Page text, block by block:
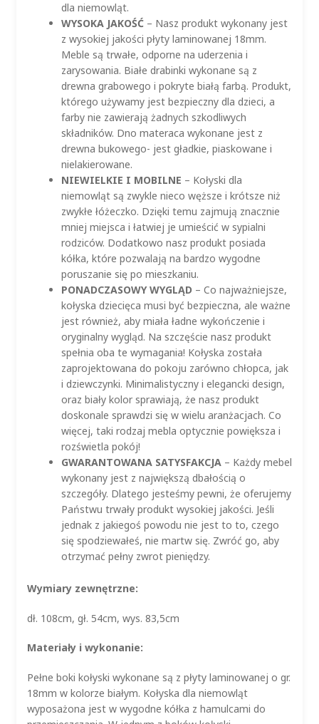
dla niemowląt.
WYSOKA JAKOŚĆ– Nasz produkt wykonany jest
z wysokiej jakości płyty laminowanej 18mm.
Meble są trwałe, odporne na uderzenia i
zarysowania. Białe drabinki wykonane są z
drewna grabowego i pokryte białą farbą. Produkt,
którego używamy jest bezpieczny dla dzieci, a
farby nie zawierają żadnych szkodliwych
składników. Dno materaca wykonane jest z
drewna bukowego- jest gładkie, piaskowane i
nielakierowane.
NIEWIELKIE I MOBILNE – Kołyski dla
niemowląt są zwykle nieco węższe i krótsze niż
zwykłe łóżeczko. Dzięki temu zajmują znacznie
mniej miejsca i łatwiej je umieścić w sypialni
rodziców. Dodatkowo nasz produkt posiada
kółka, które pozwalają na bardzo wygodne
poruszanie się po mieszkaniu.
PONADCZASOWY WYGLĄD – Co najważniejsze,
kołyska dziecięca musi być bezpieczna, ale ważne
jest również, aby miała ładne wykończenie i
oryginalny wygląd. Na szczęście nasz produkt
spełnia oba te wymagania! Kołyska została
zaprojektowana do pokoju zarówno chłopca, jak
i dziewczynki. Minimalistyczny i elegancki design,
oraz biały kolor sprawiają, że nasz produkt
doskonale sprawdzi się w wielu aranżacjach. Co
więcej, taki rodzaj mebla optycznie powiększa i
rozświetla pokój!
GWARANTOWANA SATYSFAKCJA– Każdy mebel
wykonany jest z największą dbałością o
szczegóły. Dlatego jesteśmy pewni, że oferujemy
Państwu trwały produkt wysokiej jakości. Jeśli
jednak z jakiegoś powodu nie jest to to, czego
się spodziewałeś, nie martw się. Zwróć go, aby
otrzymać pełny zwrot pieniędzy.
Wymiary zewnętrzne:
dł. 108cm, gł. 54cm, wys. 83,5cm
Materiały i wykonanie:
Pełne boki kołyski wykonane są z płyty laminowanej o gr.
18mm w kolorze białym. Kołyska dla niemowląt
wyposażona jest w wygodne kółka z hamulcami do